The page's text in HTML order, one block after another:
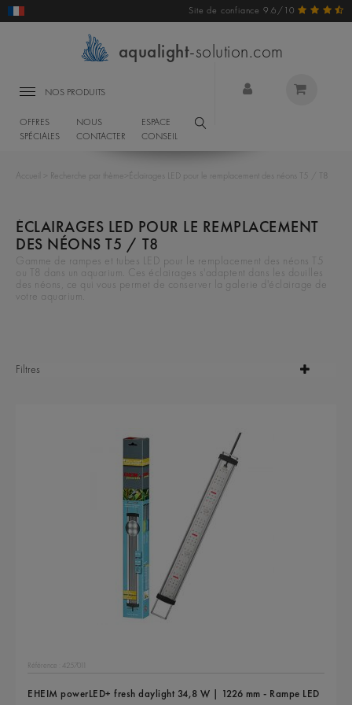
Site de confiance 9.6/10
aqualight-solution.com
NOS PRODUITS
OFFRES
SPÉCIALES
NOUS
CONTACTER
ESPACE
CONSEIL
Accueil Recherche par thème Éclairages LED pour le remplacement des néons T5 / T8
ÉCLAIRAGES LED POUR LE REMPLACEMENT
DES NÉONS T5 / T8
Gamme de rampes et tubes LED pour le remplacement des néons T5
ou T8 dans un aquarium. Ces éclairages s'adaptent dans les douilles
des néons, ce qui vous permet de conserver la galerie d'éclairage de
votre aquarium.
Filtres
Référence : 4257011
EHEIM powerLED+ fresh daylight 34,8 W | 1226 mm - Rampe LED